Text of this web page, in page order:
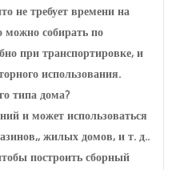
не требует времени на
можно собирать по
при транспортировке, и
использования.
типа дома?
и может использоваться
жилых домов, и т. д..
построить сборный